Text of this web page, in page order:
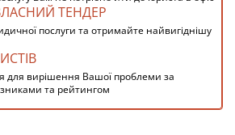
ТЕНДЕР
послуги та отримайте найвигіднішу
для вирішення Вашої проблеми за
та рейтингом